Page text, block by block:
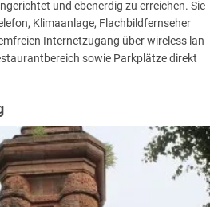
und ebenerdig zu erreichen. Sie
Klimaanlage, Flachbildfernseher
Internetzugang über wireless lan
sowie Parkplätze direkt